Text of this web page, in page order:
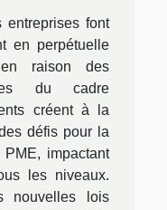
entreprises font
en perpétuelle
en raison des
du cadre
créent à la
défis pour la
impactant
les niveaux.
nouvelles lois